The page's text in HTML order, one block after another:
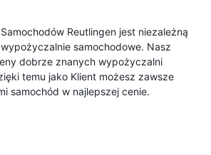
Reutlingen jest niezależną
samochodowe. Nasz
dobrze znanych wypożyczalni
temu jako Klient możesz zawsze
samochód w najlepszej cenie.